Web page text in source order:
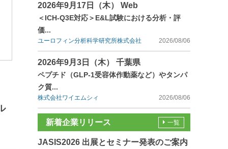
2026年9月17日（木） Web
＜ICH-Q3E対応＞E&L試験における分析・評
価...
ユーロフィン分析科学研究所株式会社 2026/08/06
2026年9月3日（木） 千葉県
ペプチド（GLP-1受容体作動薬など）やタンパ
ク質...
株式会社ワイエムシィ 2026/08/06
新着企業リリース
JASIS2026 出展とセミナー発表のご案内
一覧